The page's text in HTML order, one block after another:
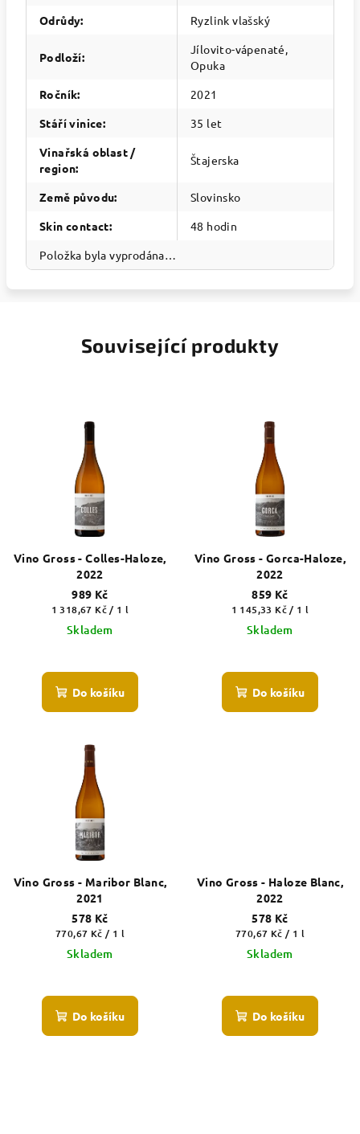
Odrůdy: Ryzlink vlašský
Podloží:
Jílovito-vápenaté,
Opuka
Ročník:
2021
Stáří vinice:
35 let
Vinařská oblast /
region:
Štajerska
Země původu:
Slovinsko
Skin contact:
48 hodin
Položka byla vyprodána…
Související produkty
Vino Gross - Colles-Haloze,
2022
989 Kč
Měrná
cena:
1 318,67 Kč / 1 l
Skladem
Do košíku
Vino Gross - Gorca-Haloze,
2022
859 Kč
Měrná
cena:
1 145,33 Kč / 1 l
Skladem
Do košíku
Vino Gross - Maribor Blanc,
2021
578 Kč
Měrná
cena:
770,67 Kč / 1 l
Skladem
Do košíku
Vino Gross - Haloze Blanc,
2022
578 Kč
Měrná
cena:
770,67 Kč / 1 l
Skladem
Do košíku